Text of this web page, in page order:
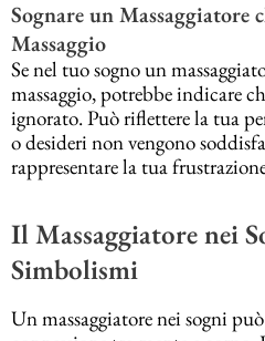
Sognare un
Massaggio
Se nel tuo sogno un
massaggio, potrebbe indicare
ignorato. Può riflettere la tua
o desideri non vengono
rappresentare la tua
Il Massaggiatore nei
Simbolismi
Un massaggiatore nei sogni